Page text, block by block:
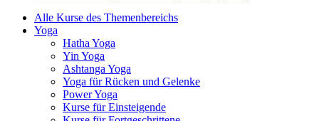
Alle Kurse des Themenbereichs
Yoga
Hatha Yoga
Yin Yoga
Ashtanga Yoga
Yoga für Rücken und Gelenke
Power Yoga
Kurse für Einsteigende